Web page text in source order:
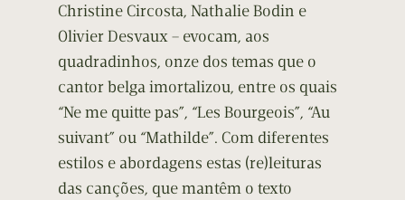
Christine Circosta, Nathalie Bodin e
Olivier Desvaux – evocam, aos
quadradinhos, onze dos temas que o
cantor belga imortalizou, entre os quais
“Ne me quitte pas”, “Les Bourgeois”, “Au
suivant” ou “Mathilde”. Com diferentes
estilos e abordagens estas (re)leituras
das canções, que mantêm o texto